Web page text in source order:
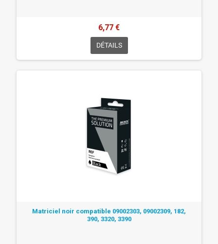
6,77 €
DÉTAILS
Matriciel noir compatible 09002303, 09002309, 182,
390, 3320, 3390